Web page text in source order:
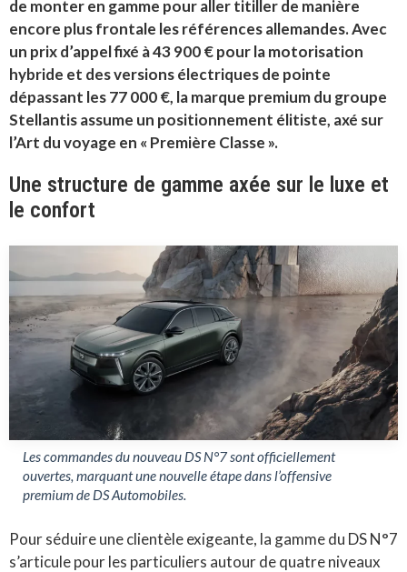
de monter en gamme pour aller titiller de manière
encore plus frontale les références allemandes.Avec
un prix d’appel fixé à 43 900 € pour la motorisation
hybride et des versions électriques de pointe
dépassant les 77 000 €, la marque premium du groupe
Stellantis assume un positionnement élitiste, axé sur
l’Art du voyage en « Première Classe ».
Une structure de gamme axée sur le luxe et
le confort
Les commandes du nouveau DS N°7 sont officiellement
ouvertes, marquant une nouvelle étape dans l’offensive
premium de DS Automobiles.
Pour séduire une clientèle exigeante, la gamme du DS N°7
s’articule pour les particuliers autour de quatre niveaux